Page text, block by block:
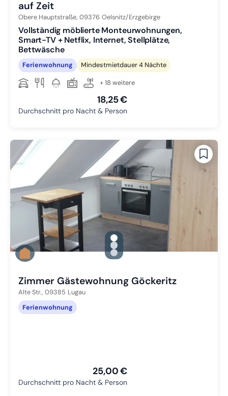
auf Zeit
Obere Hauptstraße, 09376 Oelsnitz/Erzgebirge
Vollständig möblierte Monteurwohnungen,
Smart-TV + Netflix, Internet, Stellplätze,
Bettwäsche
Ferienwohnung Mindestmietdauer 4 Nächte
+ 18 weitere
18,25 €
Durchschnitt pro Nacht & Person
gallery.slide_selector
Zu Slide 1 wechseln
Zu Slide 2 wechseln
Zu Slide 3 wechseln
Zimmer Gästewohnung Göckeritz
Alte Str., 09385 Lugau
Ferienwohnung
25,00 €
Durchschnitt pro Nacht & Person